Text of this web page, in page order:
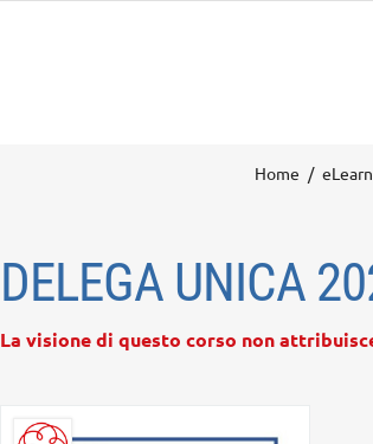
Home
DELEGA UNICA
La visione di questo corso non